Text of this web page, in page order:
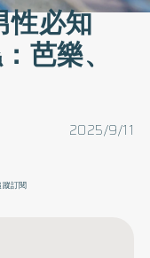
性必知
芭樂、
2025/9/11
蹤訂閱